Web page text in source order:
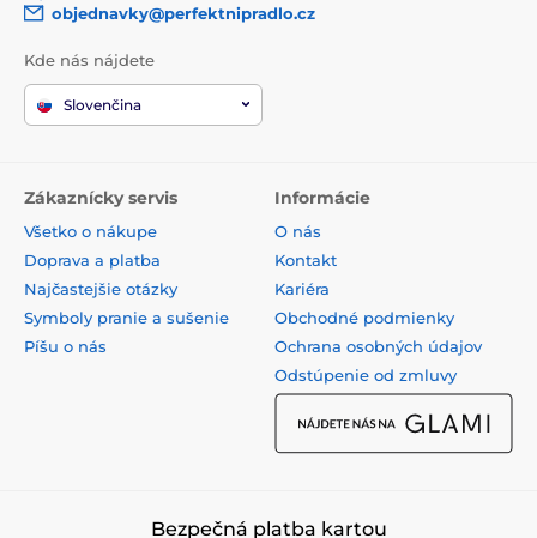
objednavky@perfektnipradlo.cz
Kde nás nájdete
Slovenčina
Zákaznícky servis
Všetko o nákupe
Doprava a platba
Najčastejšie otázky
Symboly pranie a sušenie
Píšu o nás
Informácie
O nás
Kontakt
Kariéra
Obchodné podmienky
Ochrana osobných údajov
Odstúpenie od zmluvy
Bezpečná platba kartou